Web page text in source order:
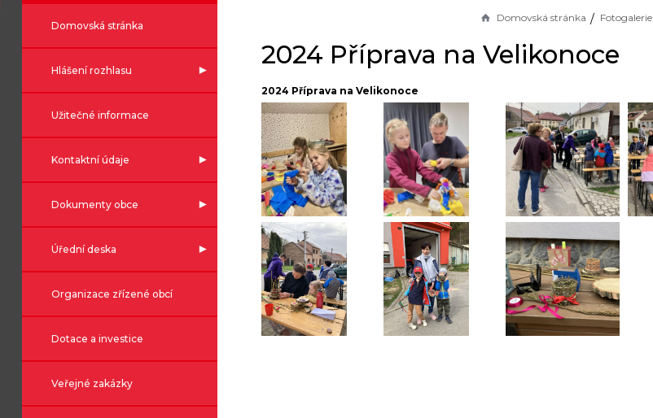
Domovská stránka
Hlášení rozhlasu
Užitečné informace
Kontaktní údaje
Dokumenty obce
Úřední deska
Organizace zřízené obcí
Dotace a investice
Veřejné zakázky
Domovská stránka Fotogalerie
2024 Příprava na Velikonoce
2024 Příprava na Velikonoce